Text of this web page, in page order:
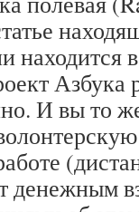
находится
Азбука
И вы то
денежным